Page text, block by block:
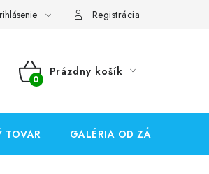
Registrácia
NÁKUPNÝ
Prázdny košík
TOVAR GALÉRIA OD ZÁKAZNÍKOV